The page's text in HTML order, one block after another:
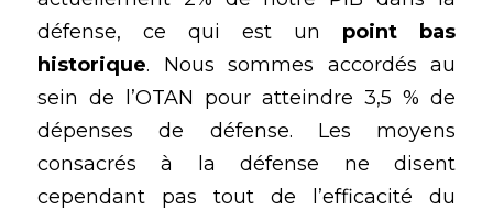
défense, ce qui est un point bas
historique. Nous sommes accordés au
sein de l’OTAN pour atteindre 3,5 % de
dépenses de défense. Les moyens
consacrés à la défense ne disent
cependant pas tout de l’efficacité du